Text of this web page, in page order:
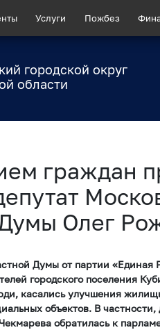
Услуги Пожбез
городской округ
области
граждан
Олег
Думы от партии «Единая
городского поселения
касались улучшения
объектов. В частности,
обратилась к